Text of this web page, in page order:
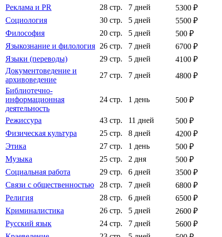
Реклама и PR
28 стр. 7 дней
5300 ₽
Социология
30 стр. 5 дней
5500 ₽
Философия
20 стр. 5 дней
500 ₽
Языкознание и филология 26 стр. 7 дней
6700 ₽
Языки (переводы)
29 стр. 5 дней
4100 ₽
Документоведение и
архивоведение
27 стр. 7 дней
4800 ₽
Библиотечно-
информационная
деятельность
24 стр. 1 день 500 ₽
Режиссура 43 стр. 11 дней
500 ₽
Физическая культура
25 стр. 8 дней
4200 ₽
Этика
27 стр. 1 день
500 ₽
Музыка
25 стр. 2 дня
500 ₽
Социальная работа
29 стр. 6 дней
3500 ₽
Связи с общественностью
28 стр. 7 дней
6800 ₽
Религия
28 стр. 6 дней
6500 ₽
Криминалистика
26 стр. 5 дней
2600 ₽
Русский язык
24 стр. 7 дней
5600 ₽